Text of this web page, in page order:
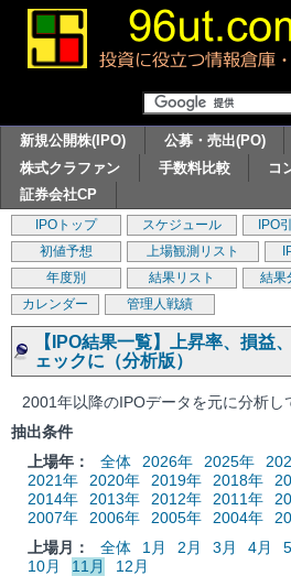
新規公開株(IPO) 公募・売出(PO)
株式クラファン
手数料比較 コ
証券会社CP
IPOトップ スケジュール
IPO
初値予想
上場観測リスト
年度別
結果リスト 結果
カレンダー
管理人戦績
【IPO結果一覧】上昇率、損益
ェックに（分析版）
2001年以降のIPOデータを元に分析し
抽出条件
上場年：
全体 2026年 2025年
2021年
2020年 2019年 2018年
2014年
2013年 2012年 2011年
2007年
2006年 2005年 2004年
上場月：
全体 1月 2月 3月 4月
10月
11月
12月